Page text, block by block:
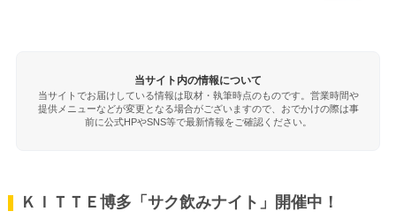
当サイト内の情報について
当サイトでお届けしている情報は取材・執筆時点のものです。営業時間や
提供メニューなどが変更となる場合がございますので、おでかけの際は事
前に公式HPやSNS等で最新情報をご確認ください。
ＫＩＴＴＥ博多「サク飲みナイト」開催中！